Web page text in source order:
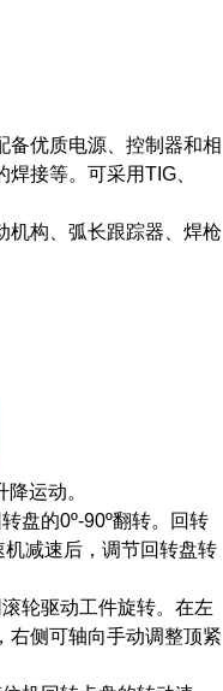
优质电源、控制器和相
接等。可采用TIG、
机构、弧长跟踪器、焊枪
运动。
盘的0º-90º翻转。回转
减速后，调节回转盘转
轮驱动工件旋转。在左
右侧可轴向手动调整顶紧